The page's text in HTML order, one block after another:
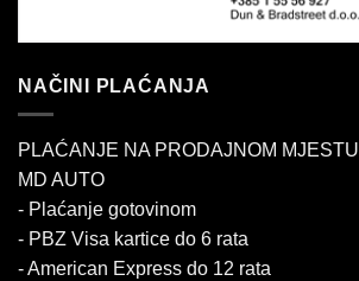
NAČINI PLAĆANJA
PLAĆANJE NA PRODAJNOM MJESTU
MD AUTO
- Plaćanje gotovinom
- PBZ Visa kartice do 6 rata
- American Express do 12 rata